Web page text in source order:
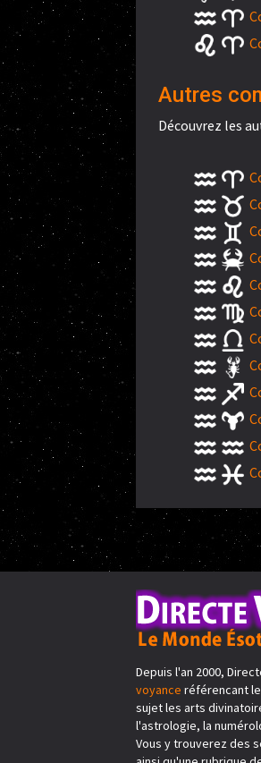
Autres
Découvrez les
Depuis l'an 2000,
voyance référencant
sujet les arts
l'astrologie, la
Vous y trouverez des